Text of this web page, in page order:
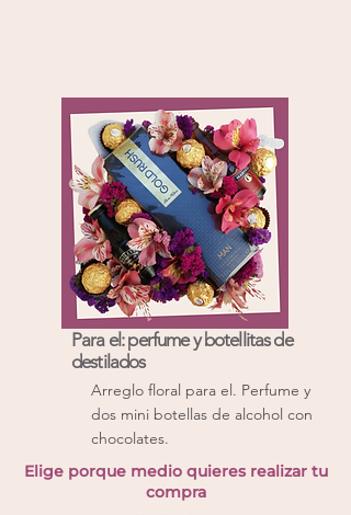
Para el: perfume y botellitas de
destilados
Arreglo floral para el. Perfume y
dos mini botellas de alcohol con
chocolates.
Elige porque medio quieres realizar tu
compra